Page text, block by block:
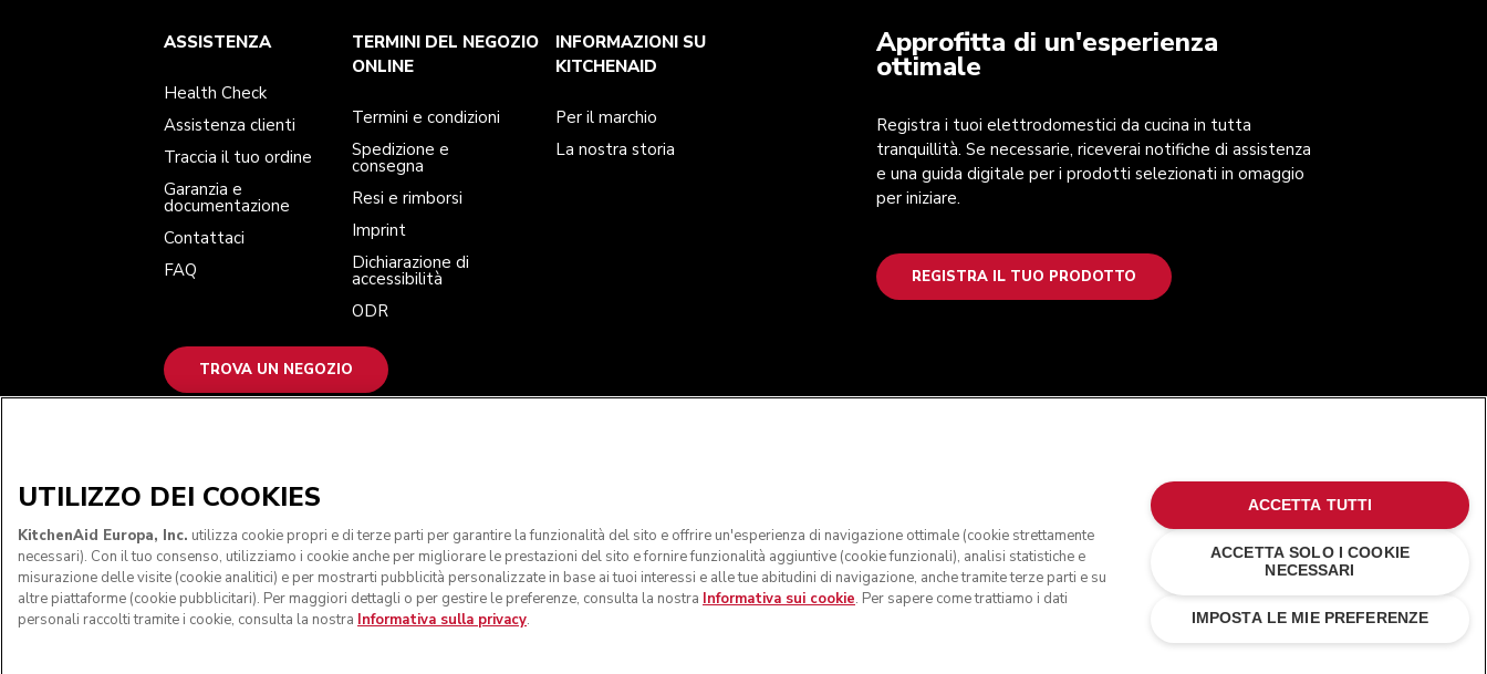
Approfitta di un'esperienza
ottimale
Registra i tuoi elettrodomestici da cucina in tutta
tranquillità. Se necessarie, riceverai notifiche di assistenza
e una guida digitale per i prodotti selezionati in omaggio
per iniziare.
REGISTRA IL TUO PRODOTTO
Health Check
Assistenza clienti
Contattaci
Termini e condizioni
Spedizione e consegna
Dichiarazione di accessibilità
Per il marchio
La nostra storia
Trova un negozio
ASSISTENZA
Health Check
Assistenza clienti
Traccia il tuo ordine
Garanzia e
documentazione
Contattaci
FAQ
TERMINI DEL NEGOZIO
ONLINE
Termini e condizioni
Spedizione e
consegna
Resi e rimborsi
Imprint
Dichiarazione di
accessibilità
ODR
INFORMAZIONI SU
KITCHENAID
Per il marchio
La nostra storia
TROVA UN NEGOZIO
© KitchenAid 2026 - Tutti i diritti riservati. KitchenAid e il design della planetaria sono marchi commerciali negli Stati Uniti e altrove.
UTILIZZO DEI COOKIES
KitchenAid Europa, Inc. utilizza cookie propri e di terze parti per garantire la funzionalità del sito e offrire un'esperienza di navigazione ottimale (cookie strettamente
necessari). Con il tuo consenso, utilizziamo i cookie anche per migliorare le prestazioni del sito e fornire funzionalità aggiuntive (cookie funzionali), analisi statistiche e
misurazione delle visite (cookie analitici) e per mostrarti pubblicità personalizzate in base ai tuoi interessi e alle tue abitudini di navigazione, anche tramite terze parti e su
altre piattaforme (cookie pubblicitari). Per maggiori dettagli o per gestire le preferenze, consulta la nostra Informativa sui cookie. Per sapere come trattiamo i dati
personali raccolti tramite i cookie, consulta la nostra Informativa sulla privacy. IMPOSTA LE MIE PREFERENZE
ACCETTA SOLO I COOKIE
NECESSARI
ACCETTA TUTTI